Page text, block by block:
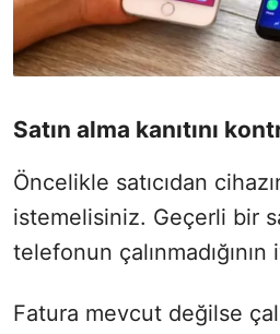
Satın alma kanıtını
Öncelikle satıcıdan
istemelisiniz. Geçerli bir
telefonun çalınmadığının
Fatura mevcut değilse